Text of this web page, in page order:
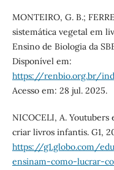
MONTEIRO, G. B.;
sistemática vegetal em
Ensino de Biologia da
Disponível em:
https://renbio.org.br/
Acesso em: 28 jul. 2025.
NICOCELI, A.
criar livros infantis. G1,
https://g1.globo.com/
ensinam-como-lucrar-